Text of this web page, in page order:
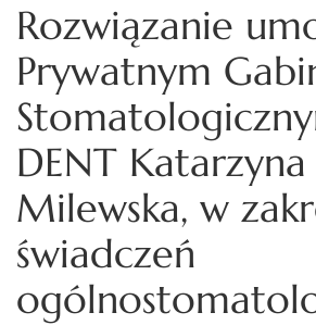
Rozwiązanie
Prywatnym
DENT Katarzyna
Milewska, w
świadczeń